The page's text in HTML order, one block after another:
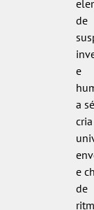
de
e
a
e
de